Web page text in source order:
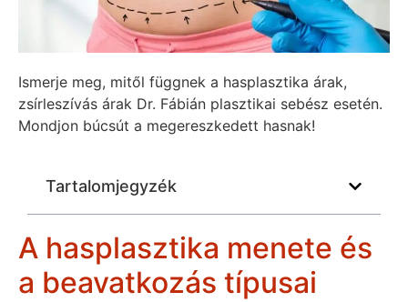
Ismerje meg, mitől függnek a hasplasztika árak,
zsírleszívás árak Dr. Fábián plasztikai sebész esetén.
Mondjon búcsút a megereszkedett hasnak!
Tartalomjegyzék
A hasplasztika menete és
a beavatkozás típusai